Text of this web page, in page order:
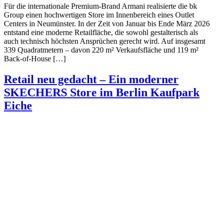
Für die internationale Premium-Brand Armani realisierte die bk
Group einen hochwertigen Store im Innenbereich eines Outlet
Centers in Neumünster. In der Zeit von Januar bis Ende März 2026
entstand eine moderne Retailfläche, die sowohl gestalterisch als
auch technisch höchsten Ansprüchen gerecht wird. Auf insgesamt
339 Quadratmetern – davon 220 m² Verkaufsfläche und 119 m²
Back-of-House […]
Retail neu gedacht – Ein moderner
SKECHERS Store im Berlin Kaufpark
Eiche